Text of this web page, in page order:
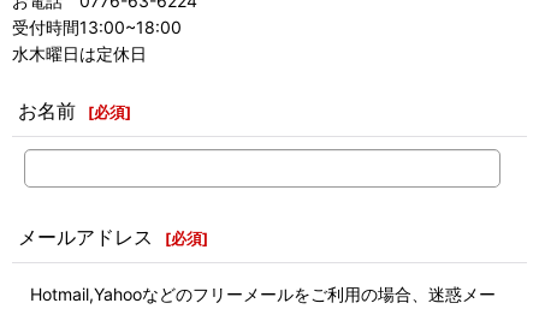
受付時間13:00~18:00
水木曜日は定休日
お名前 [必須]
メールアドレス [必須]
Hotmail,Yahooなどのフリーメールをご利用の場合、迷惑メー